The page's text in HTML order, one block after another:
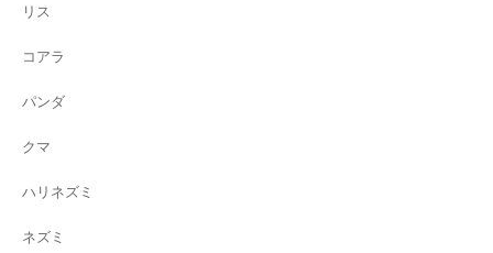
リス
コアラ
パンダ
クマ
ハリネズミ
ネズミ